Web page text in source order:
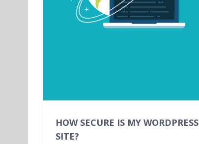
HOW SECURE IS MY WORDPRESS
SITE?